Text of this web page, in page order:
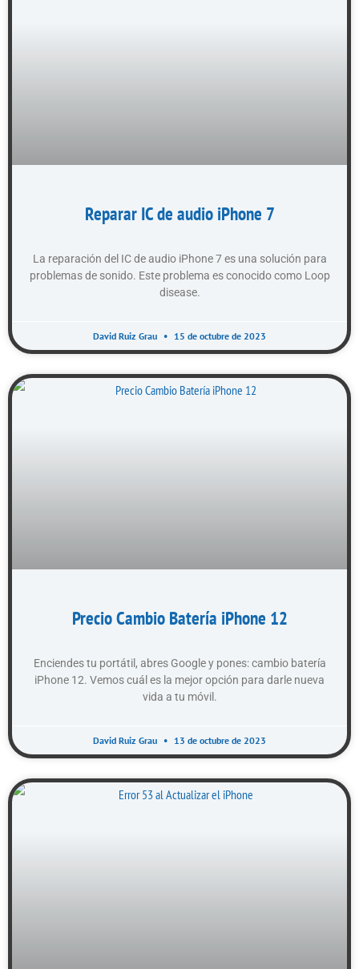
Reparar IC de audio iPhone 7
La reparación del IC de audio iPhone 7 es una solución para
problemas de sonido. Este problema es conocido como Loop
disease.
David Ruiz Grau 15 de octubre de 2023
Precio Cambio Batería iPhone 12
Enciendes tu portátil, abres Google y pones: cambio batería
iPhone 12. Vemos cuál es la mejor opción para darle nueva
vida a tu móvil.
David Ruiz Grau 13 de octubre de 2023